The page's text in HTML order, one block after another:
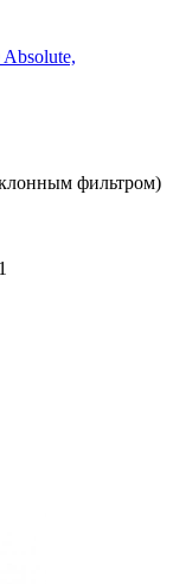
фильтром)